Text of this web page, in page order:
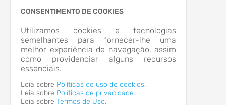
CONSENTIMENTO DE COOKIES
Utilizamos cookies e tecnologias
semelhantes para fornecer-lhe uma
melhor experiência de navegação, assim
como providenciar alguns recursos
essenciais.
Leia sobre Políticas de uso de cookies.
Leia sobre Políticas de privacidade.
Leia sobre Termos de Uso.
RUA PAULO CARDOSO, Nº 166, CENTRO
Massaranduba/SC
CEP: 89.380-364
Abrir no Mapa
HORÁRIO DE ATENDIMENTO